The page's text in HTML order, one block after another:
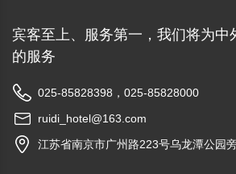
宾客至上、服务第一，我们将为中
的服务
025-85828398，025-85828000
ruidi_hotel@163.com
江苏省南京市广州路223号乌龙潭公园